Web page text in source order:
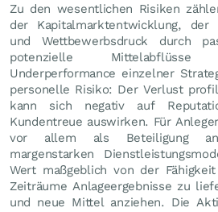
Zu den wesentlichen Risiken
der Kapitalmarktentwicklung, der
und Wettbewerbsdruck durch
potenzielle
Underperformance einzelner
personelle Risiko: Der Verlust
kann sich negativ auf
Kundentreue auswirken. Für
vor allem als Beteiligung
margenstarken
Wert maßgeblich von der
Zeiträume Anlageergebnisse zu
und neue Mittel anziehen. Die